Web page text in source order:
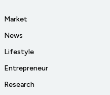
Market
News
Lifestyle
Entrepreneur
Research